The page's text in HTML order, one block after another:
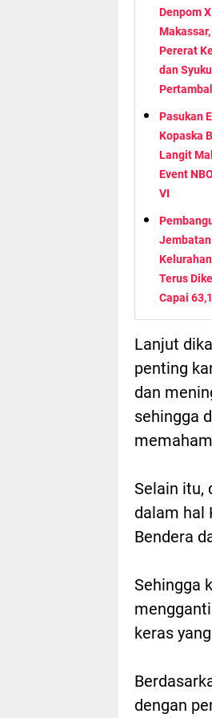
Denpom
Pererat
dan
Pasukan
Kopaska
Langit
Event
VI
Terus
Capai
Lanjut
penting
dan
sehingga
Selain itu,
dalam hal
Bendera
Sehingga
keras
dengan